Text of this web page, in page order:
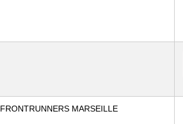
FRONTRUNNERS MARSEILLE